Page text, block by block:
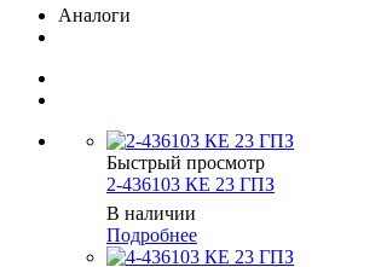
Аналоги
Быстрый просмотр
2-436103 КЕ 23 ГПЗ
В наличии
Подробнее